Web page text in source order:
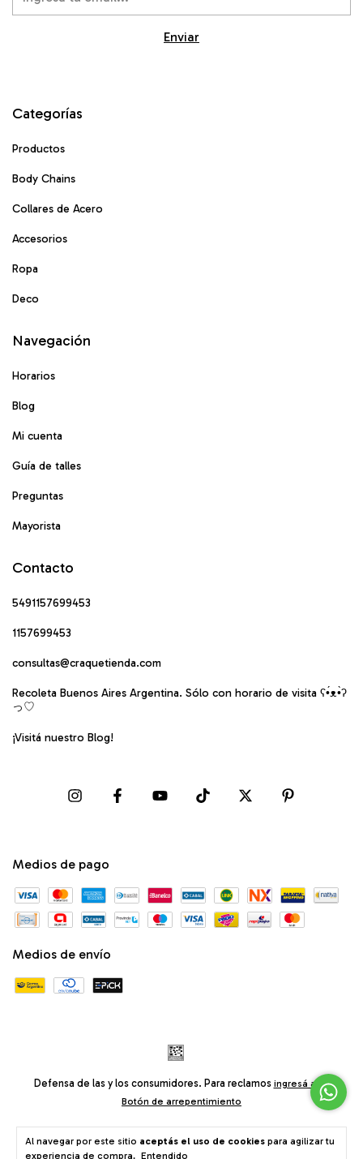
Al navegar por este sitio aceptás el uso de cookies para agilizar tu
experiencia de compra. Entendido
Categorías
Productos
Body Chains
Collares de Acero
Accesorios
Ropa
Deco
Navegación
Horarios
Blog
Mi cuenta
Guía de talles
Preguntas
Mayorista
Contacto
5491157699453
1157699453
consultas@craquetienda.com
Recoleta Buenos Aires Argentina. Sólo con horario de visita ʕ•́ᴥ•̀ʔ
っ♡
¡Visitá nuestro Blog!
Medios de pago
Medios de envío
Defensa de las y los consumidores. Para reclamos ingresá acá.
Botón de arrepentimiento
© Craqué® Tienda Bodychains Ropa Accesorios • Av. Santa Fe 2740,
Buenos Aires, Argentina •consultas@craquetienda.com